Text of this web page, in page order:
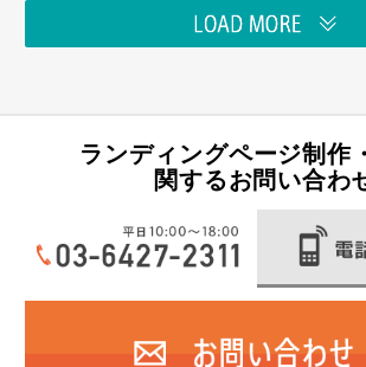
ランディングページ制作
関するお問い合わ